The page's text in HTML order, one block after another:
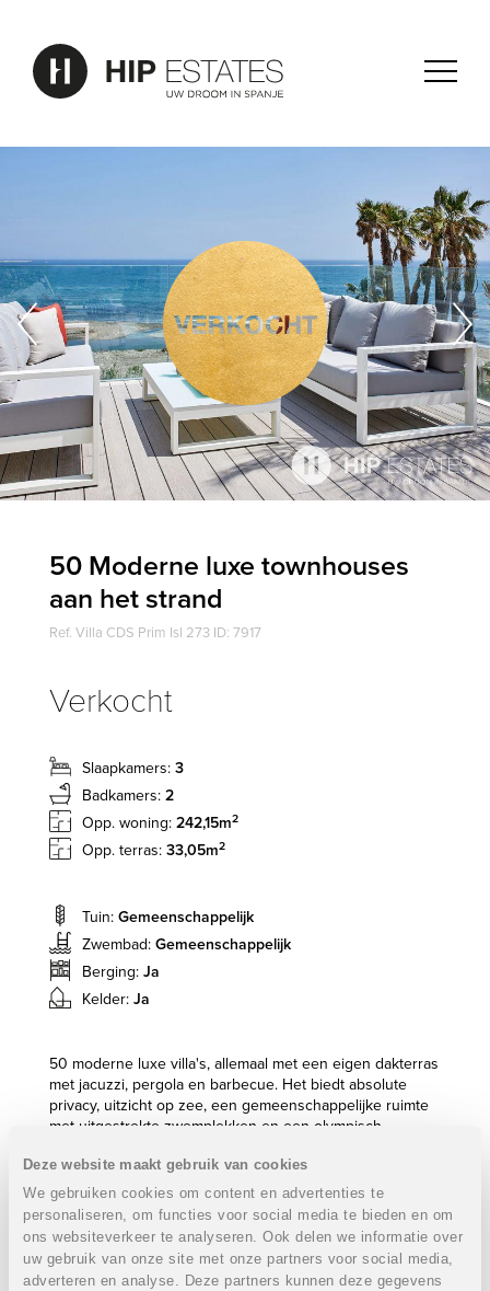
Deze website maakt gebruik van cookies
We gebruiken cookies om content en advertenties te
personaliseren, om functies voor social media te bieden en om
ons websiteverkeer te analyseren. Ook delen we informatie over
uw gebruik van onze site met onze partners voor social media,
adverteren en analyse. Deze partners kunnen deze gegevens
50 Moderne luxe townhouses
aan het strand
Ref. Villa CDS Prim Isl 273 ID: 7917
Verkocht
Slaapkamers: 3
Badkamers: 2
Opp. woning: 242,15m2
Opp. terras: 33,05m2
Tuin: Gemeenschappelijk
Zwembad: Gemeenschappelijk
Berging: Ja
Kelder: Ja
50 moderne luxe villa's, allemaal met een eigen dakterras
met jacuzzi, pergola en barbecue. Het biedt absolute
privacy, uitzicht op zee, een gemeenschappelijke ruimte
met uitgestrekte zwemplekken en een olympisch
circuit met sauna en stoombad. Eigen ondergrondse
garage met persoonlijke toegang tot het huis via een
ruim was- en servicegebied.
Luxe woningen met 3, 4 of 5 slaapkamers aan het strand.
Laatste 3 townhouses met 3 slaapkamers : VERKOCHT